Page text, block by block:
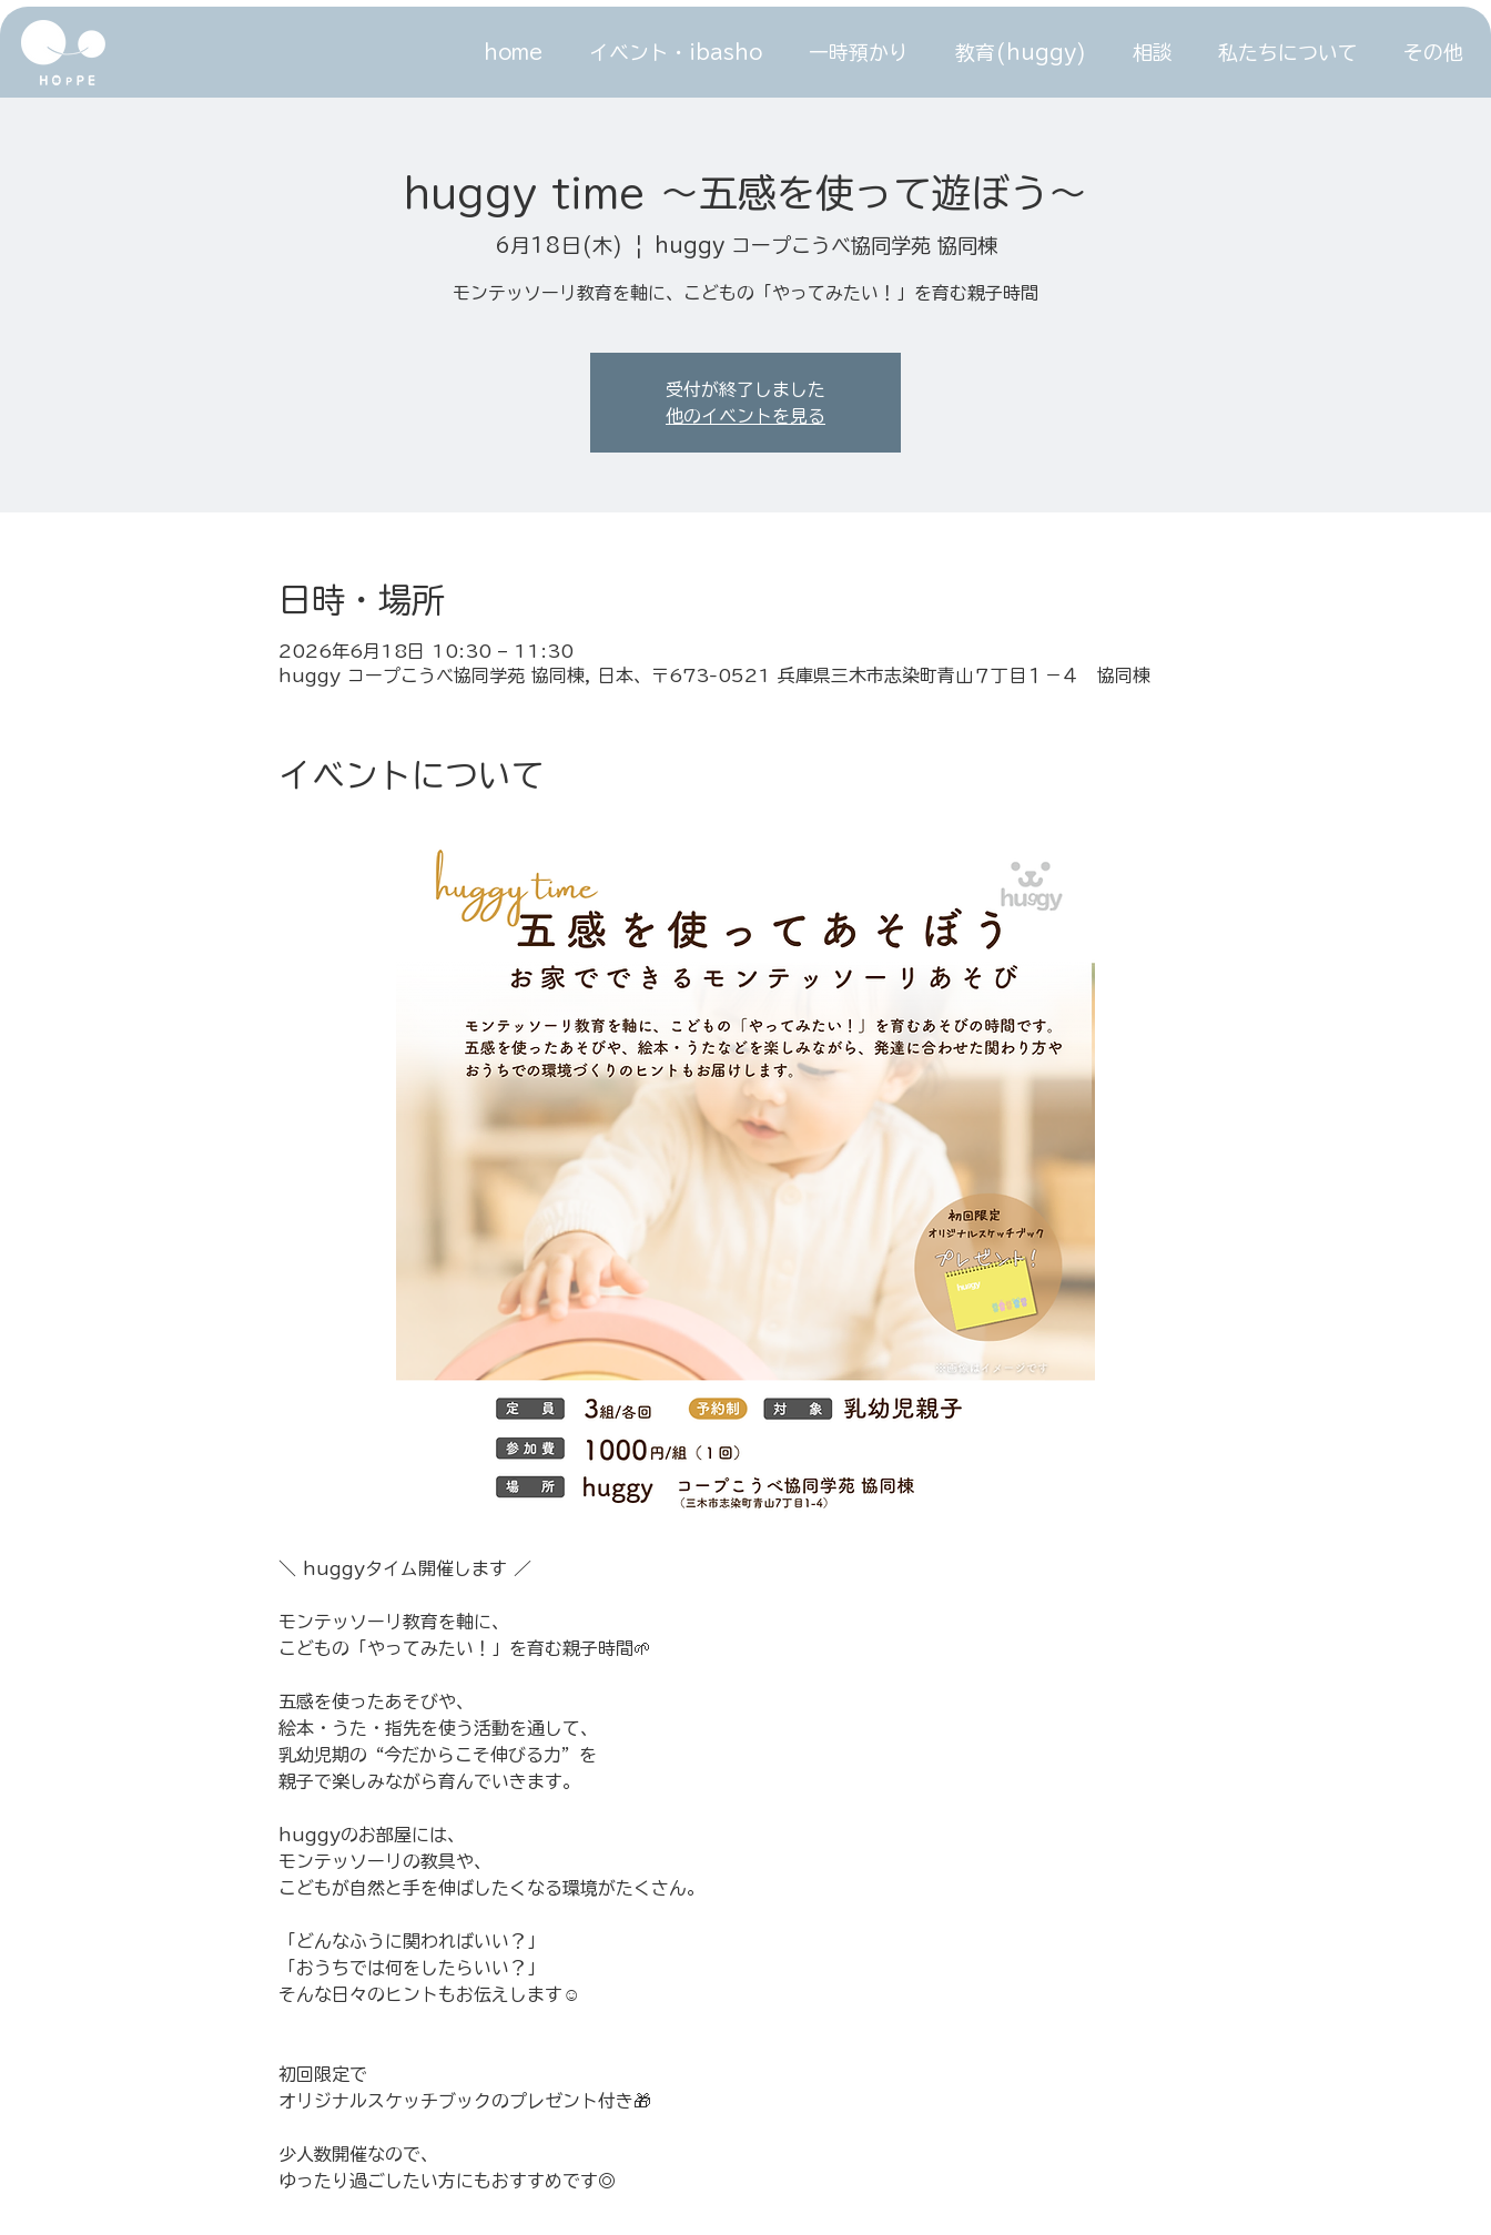
home イベント・ibasho 一時預かり 教育(huggy) 相談 私たちについて その他
huggy time 〜五感を使って遊ぼう～
6月18日(木)
  |
huggy コープこうべ協同学苑 協同棟
モンテッソーリ教育を軸に、こどもの「やってみたい！」を育む親子時間
受付が終了しました
他のイベントを見る
日時・場所
2026年6月18日 10:30 – 11:30
huggy コープこうべ協同学苑 協同棟, 日本、〒673-0521 兵庫県三木市志染町青山７丁目１−４ 協同棟
イベントについて
＼ huggyタイム開催します ／
モンテッソーリ教育を軸に、
こどもの「やってみたい！」を育む親子時間🌱
五感を使ったあそびや、
絵本・うた・指先を使う活動を通して、
乳幼児期の“今だからこそ伸びる力”を
親子で楽しみながら育んでいきます。
huggyのお部屋には、
モンテッソーリの教具や、
こどもが自然と手を伸ばしたくなる環境がたくさん。
「どんなふうに関わればいい？」
「おうちでは何をしたらいい？」
そんな日々のヒントもお伝えします☺️
初回限定で
オリジナルスケッチブックのプレゼント付き🎁
少人数開催なので、
ゆったり過ごしたい方にもおすすめです◎